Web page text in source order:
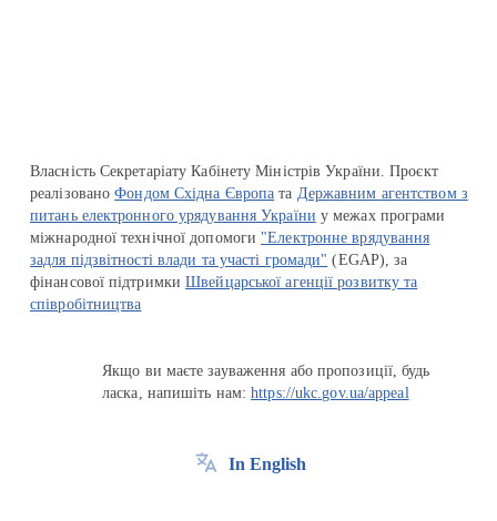
Власність Секретаріату Кабінету Міністрів України. Проєкт
реалізованоФондом Східна Європа та Державним агентством з
питань електронного урядування України у межах програми
міжнародної технічної допомоги "Електронне врядування
задля підзвітності влади та участі громади" (EGAP), за
фінансової підтримкиШвейцарської агенції розвитку та
співробітництва
Якщо ви маєте зауваження або пропозиції, будь
ласка, напишіть нам:https://ukc.gov.ua/appeal
In English